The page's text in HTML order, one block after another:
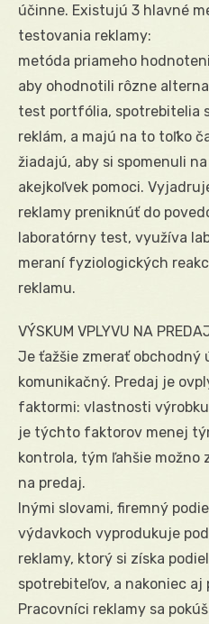
účinne. Existujú 3 hlavné
testovania reklamy:
metóda priameho
aby ohodnotili rôzne
test portfólia, spotrebitelia
reklám, a majú na to toľko
žiadajú, aby si spomenuli
akejkoľvek pomoci.
reklamy preniknúť do
laboratórny test, využíva
meraní fyziologických
reklamu.
VÝSKUM VPLYVU NA
Je ťažšie zmerať obchodný
komunikačný. Predaj je
faktormi: vlastnosti
je týchto faktorov menej
kontrola, tým ľahšie možno
na predaj.
Inými slovami, firemný
výdavkoch vyprodukuje
reklamy, ktorý si získa
spotrebiteľov, a nakoniec aj
Pracovníci reklamy sa